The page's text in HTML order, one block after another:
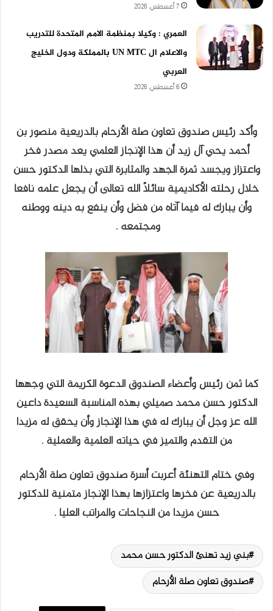
7 أغسطس، 2026
العمري : وكيلا بمنظمة الامم المتحدة للتدريب
والاعلام ال UN MTC بالمملكة ودول الخليج
العربي
6 أغسطس، 2026
وأكد رئيس صندوق تعاون صلة الأرحام بالدريعية منصور بن
أحمد يحي آل زيد أن هذا الإنجاز العلمي يعد مصدر فخر
واعتزاز ويجسد ثمرة الجهد والمثابرة التي بذلها الدكتور حسن
خلال رحلته الأكاديمية سائلًا الله تعالى أن يجعل علمه نافعا
وأن يبارك له فيما آتاه من فضل وأن ينفع به دينه ووطنه
ومجتمعه .
كما ثمن رئيس وأعضاء الصندوق الدعوة الكريمة التي وجهها
الدكتور حسن محمد صميلي بهذه المناسبة السعيدة داعين
الله عز وجل أن يبارك له في هذا الإنجاز وأن يحقق له مزيدا
من التقدم والتميز في حياته العلمية والعملية .
وفي ختام التهنئة أعربت أسرة صندوق تعاون صلة الأرحام
بالدريعية عن فخرها واعتزازها بهذا الإنجاز متمنية للدكتور
حسن مزيدا من النجاحات والمراتب العليا .
بني زيد تهنئ الدكتور حسن محمد
صندوق تعاون صلة الأرحام